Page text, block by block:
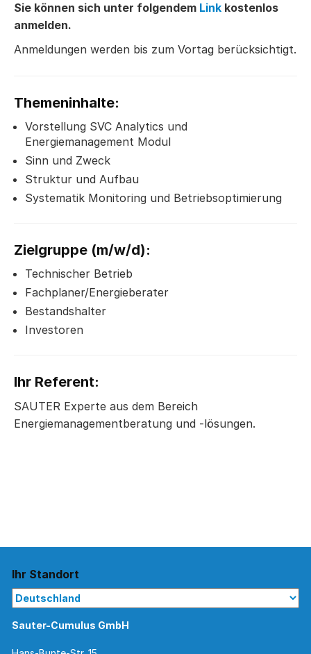
Sie können sich unter folgendem Link kostenlos
anmelden.
Anmeldungen werden bis zum Vortag berücksichtigt.
Themeninhalte:
Vorstellung SVC Analytics und
Energiemanagement Modul
Sinn und Zweck
Struktur und Aufbau
Systematik Monitoring und Betriebsoptimierung
Zielgruppe (m/w/d):
Technischer Betrieb
Fachplaner/Energieberater
Bestandshalter
Investoren
Ihr Referent:
SAUTER Experte aus dem Bereich
Energiemanagementberatung und -lösungen.
Ihr Standort
Sauter-Cumulus GmbH